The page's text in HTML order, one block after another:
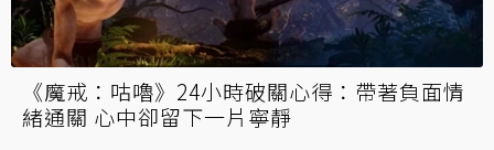
《魔戒：咕嚕》24小時破關心得：帶著負面情
緒通關 心中卻留下一片寧靜